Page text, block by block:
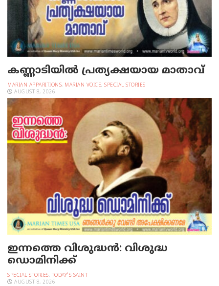
കണ്ണാടിയില്‍ പ്രത്യക്ഷയായ മാതാവ്
MARIAN APPARITIONS, MARIAN VOICE, SPECIAL STORIES
AUGUST 8, 2026
ഇന്നത്തെ വിശുദ്ധന്‍: വിശുദ്ധ
ഡൊമിനിക്ക്
SPECIAL STORIES, TODAY'S SAINT
AUGUST 8, 2026